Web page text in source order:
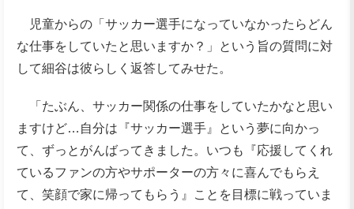
児童からの「サッカー選手になっていなかったらどん
な仕事をしていたと思いますか？」という旨の質問に対
して細谷は彼らしく返答してみせた。
「たぶん、サッカー関係の仕事をしていたかなと思い
ますけど…自分は『サッカー選手』という夢に向かっ
て、ずっとがんばってきました。いつも『応援してくれ
ているファンの方やサポーターの方々に喜んでもらえ
て、笑顔で家に帰ってもらう』ことを目標に戦っていま